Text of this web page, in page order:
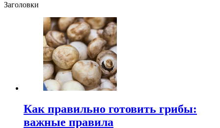
Заголовки
Как правильно готовить грибы:
важные правила